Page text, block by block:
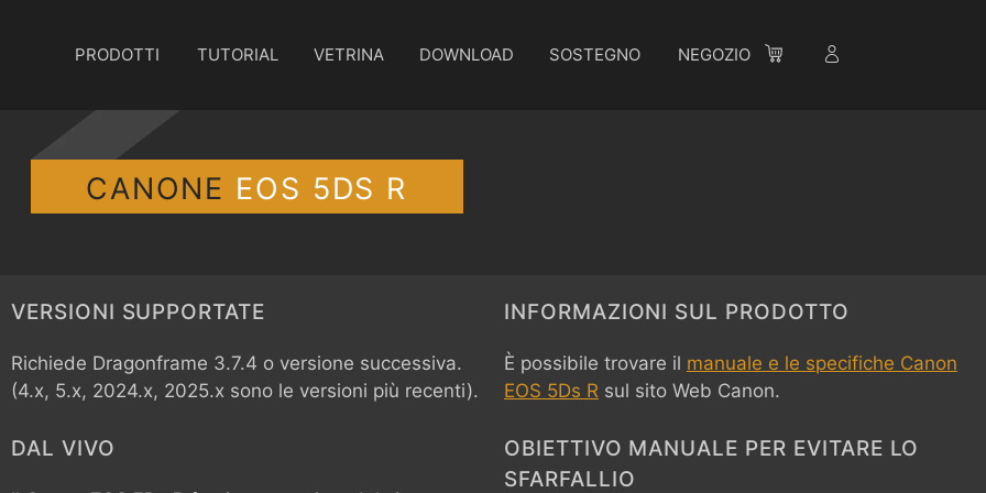
PRODOTTI TUTORIAL VETRINA DOWNLOAD SOSTEGNO NEGOZIO
CANONE EOS 5DS R
VERSIONI SUPPORTATE
Richiede Dragonframe 3.7.4 o versione successiva.
(4.x, 5.x, 2024.x, 2025.x sono le versioni più recenti).
DAL VIVO
INFORMAZIONI SUL PRODOTTO
È possibile trovare il manuale e le specifiche Canon
EOS 5Ds R sul sito Web Canon.
OBIETTIVO MANUALE PER EVITARE LO
SFARFALLIO